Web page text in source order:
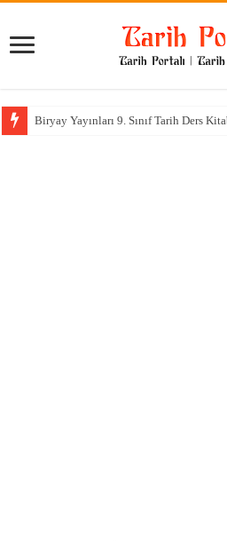
Biryay Yayınları 9. Sınıf Tarih Ders